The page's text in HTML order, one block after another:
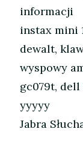
informacji
instax mini
dewalt,
wyspowy
gc079t,
yyyyy
Jabra